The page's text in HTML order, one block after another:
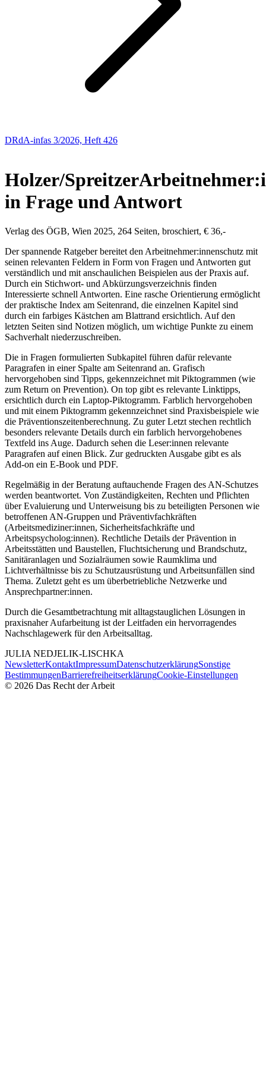
DRdA-infas 3/2026, Heft 426
Holzer/Spreitzer
in Frage und Antwort
Verlag des ÖGB, Wien 2025, 264 Seiten, broschiert, € 36,-
Der spannende Ratgeber bereitet den Arbeitnehmer:innenschutz mit
seinen relevanten Feldern in Form von Fragen und Antworten gut
verständlich und mit anschaulichen Beispielen aus der Praxis auf.
Durch ein Stichwort- und Abkürzungsverzeichnis finden
Interessierte schnell Antworten. Eine rasche Orientierung ermöglicht
der praktische Index am Seitenrand, die einzelnen Kapitel sind
durch ein farbiges Kästchen am Blattrand ersichtlich. Auf den
letzten Seiten sind Notizen möglich, um wichtige Punkte zu einem
Sachverhalt niederzuschreiben.
Die in Fragen formulierten Subkapitel führen dafür relevante
Paragrafen in einer Spalte am Seitenrand an. Grafisch
hervorgehoben sind Tipps, gekennzeichnet mit Piktogrammen (wie
zum Return on Prevention). On top gibt es relevante Linktipps,
ersichtlich durch ein Laptop-Piktogramm. Farblich hervorgehoben
und mit einem Piktogramm gekennzeichnet sind Praxisbeispiele wie
die Präventionszeitenberechnung. Zu guter Letzt stechen rechtlich
besonders relevante Details durch ein farblich hervorgehobenes
Textfeld ins Auge. Dadurch sehen die Leser:innen relevante
Paragrafen auf einen Blick. Zur gedruckten Ausgabe gibt es als
Add-on ein E-Book und PDF.
Regelmäßig in der Beratung auftauchende Fragen des AN-Schutzes
werden beantwortet. Von Zuständigkeiten, Rechten und Pflichten
über Evaluierung und Unterweisung bis zu beteiligten Personen wie
betroffenen AN-Gruppen und Präventivfachkräften
(Arbeitsmediziner:innen, Sicherheitsfachkräfte und
Arbeitspsycholog:innen). Rechtliche Details der Prävention in
Arbeitsstätten und Baustellen, Fluchtsicherung und Brandschutz,
Sanitäranlagen und Sozialräumen sowie Raumklima und
Lichtverhältnisse bis zu Schutzausrüstung und Arbeitsunfällen sind
Thema. Zuletzt geht es um überbetriebliche Netzwerke und
Ansprechpartner:innen.
Durch die Gesamtbetrachtung mit alltagstauglichen Lösungen in
praxisnaher Aufarbeitung ist der Leitfaden ein hervorragendes
Nachschlagewerk für den Arbeitsalltag.
JULIA NEDJELIK-LISCHKA
NewsletterKontaktImpressumDatenschutzerklärungSonstige
BestimmungenBarrierefreiheitserklärungCookie-Einstellungen
© 2026 Das Recht der Arbeit